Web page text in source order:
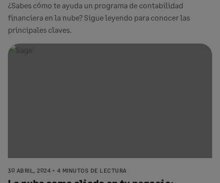
¿Sabes cómo te ayuda un programa de contabilidad
financiera en la nube? Sigue leyendo para conocer las
principales claves.
30 ABRIL, 2024 4 MINUTOS DE LECTURA